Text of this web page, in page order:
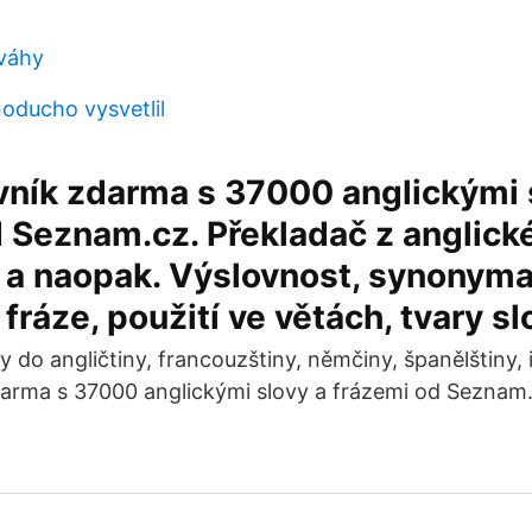
vysvetlil
zdarma s 37000 anglickými
Překladač z
naopak. Výslovnost,
použití ve větách, tvary
do angličtiny, francouzštiny, němčiny, španělštiny,
s 37000 anglickými slovy a frázemi od